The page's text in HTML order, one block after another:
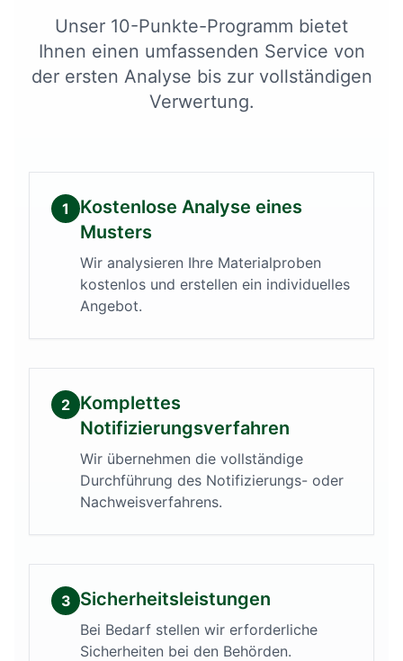
Unser 10-Punkte-Programm bietet
Ihnen einen umfassenden Service von
der ersten Analyse bis zur vollständigen
Verwertung.
1
Kostenlose Analyse eines
Musters
Wir analysieren Ihre Materialproben
kostenlos und erstellen ein individuelles
Angebot.
2 Komplettes
Notifizierungsverfahren
Wir übernehmen die vollständige
Durchführung des Notifizierungs- oder
Nachweisverfahrens.
3 Sicherheitsleistungen
Bei Bedarf stellen wir erforderliche
Sicherheiten bei den Behörden.